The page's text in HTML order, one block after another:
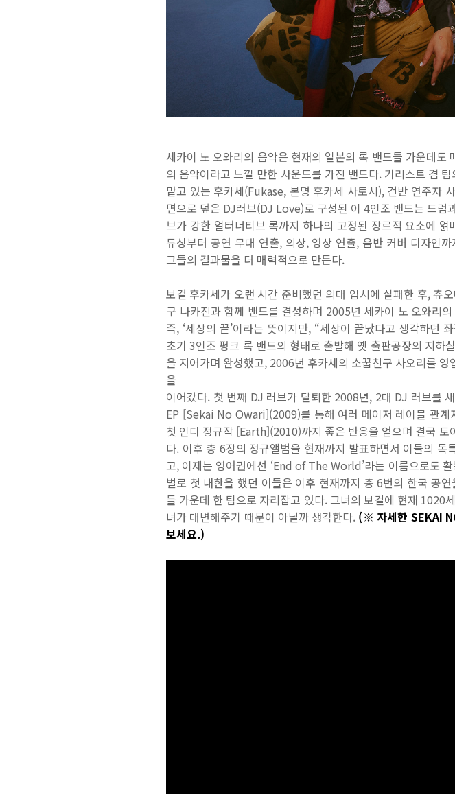
세카이 노 오와리의 음악은 현재의 일본의 록 밴드들 가운데
의 음악이라고 느낄 만한 사운드를 가진 밴드다. 기리스트 겸
맡고 있는 후카세(Fukase, 본명 후카세 사토시), 건반 연주자
면으로 덮은 DJ러브(DJ Love)로 구성된 이 4인조 밴드는 드
브가 강한 얼터너티브 록까지 하나의 고정된 장르적 요소에
듀싱부터 공연 무대 연출, 의상, 영상 연출, 음반 커버 디자인
그들의 결과물을 더 매력적으로 만든다.
보컬 후카세가 오랜 시간 준비했던 의대 입시에 실패한 후, 츄
구 나카진과 함께 밴드를 결성하며 2005년 세카이 노 오와리
즉, ‘세상의 끝’이라는 뜻이지만, “세상이 끝났다고 생각하던
초기 3인조 펑크 록 밴드의 형태로 출발해 옛 출판공장의 지
을 지어가며 완성했고, 2006년 후카세의 소꿉친구 사오리를
을
이어갔다. 첫 번째 DJ 러브가 탈퇴한 2008년, 2대 DJ 러브를
EP [Sekai No Owari](2009)를 통해 여러 메이저 레이블 관계
첫 인디 정규작 [Earth](2010)까지 좋은 반응을 얻으며 결국
다. 이후 총 6장의 정규앨범을 현재까지 발표하면서 이들의
고, 이제는 영어권에선 ‘End of The World’라는 이름으로도
벌로 첫 내한을 했던 이들은 이후 현재까지 총 6번의 한국 공
들 가운데 한 팀으로 자리잡고 있다. 그녀의 보컬에 현재 1020
녀가 대변해주기 때문이 아닐까 생각한다. (※ 자세한 SEKAI
보세요.)